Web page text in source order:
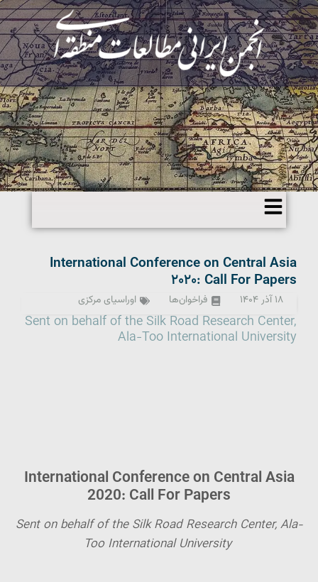
International Conference on Central Asia
۲۰۲۰: Call For Papers
۱۸ آذر ۱۴۰۴ فراخوان‌ها اوراسیای مرکزی
Sent on behalf of the Silk Road Research Center,
Ala-Too International University
International Conference on Central Asia
2020: Call For Papers
Sent on behalf of the Silk Road Research Center, Ala-
Too International University